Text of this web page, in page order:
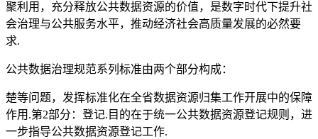
聚利用，充分释放公共数据资源的价值，是数字时代下提升社
会治理与公共服务水平，推动经济社会高质量发展的必然要
求.
公共数据治理规范系列标准由两个部分构成：
楚等问题，发挥标准化在全省数据资源归集工作开展中的保障
作用.第2部分：登记.目的在于统一公共数据资源登记规则，进
一步指导公共数据资源登记工作.